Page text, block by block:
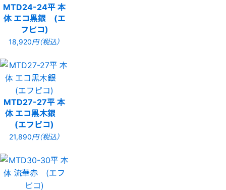
MTD24-24平 本
体 エコ黒銀 (エ
フピコ)
18,920円（税込）
MTD27-27平 本
体 エコ黒木銀
(エフピコ)
21,890円（税込）